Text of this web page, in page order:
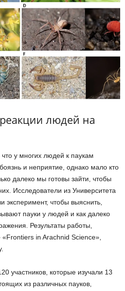
людей на
у многих людей к паукам
и неприятие, однако мало кто
далеко мы готовы зайти, чтобы
Исследователи из Университета
эксперимент, чтобы выяснить,
пауки у людей и как далеко
Результаты работы,
in Arachnid Science»,
участников, которые изучали 13
из различных пауков,